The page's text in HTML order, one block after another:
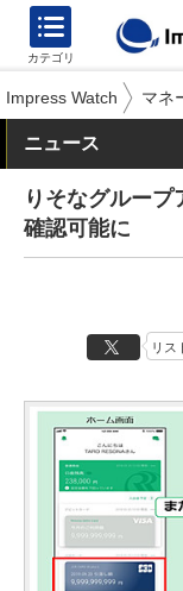
カテゴリ
Impress Watch マネ
ニュース
りそなグルー
確認可能に
リス